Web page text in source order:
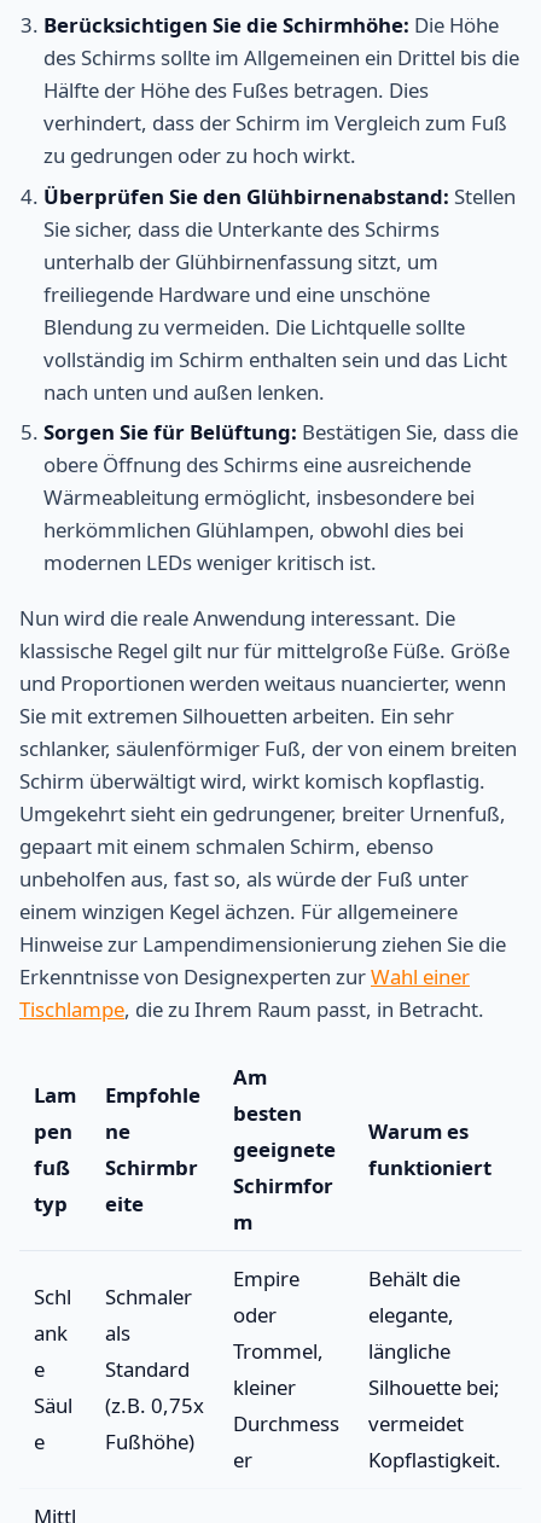
Berücksichtigen Sie die Schirmhöhe: Die Höhe
des Schirms sollte im Allgemeinen ein Drittel bis die
Hälfte der Höhe des Fußes betragen. Dies
verhindert, dass der Schirm im Vergleich zum Fuß
zu gedrungen oder zu hoch wirkt.
Überprüfen Sie den Glühbirnenabstand: Stellen
Sie sicher, dass die Unterkante des Schirms
unterhalb der Glühbirnenfassung sitzt, um
freiliegende Hardware und eine unschöne
Blendung zu vermeiden. Die Lichtquelle sollte
vollständig im Schirm enthalten sein und das Licht
nach unten und außen lenken.
Sorgen Sie für Belüftung: Bestätigen Sie, dass die
obere Öffnung des Schirms eine ausreichende
Wärmeableitung ermöglicht, insbesondere bei
herkömmlichen Glühlampen, obwohl dies bei
modernen LEDs weniger kritisch ist.
Nun wird die reale Anwendung interessant. Die
klassische Regel gilt nur für mittelgroße Füße. Größe
und Proportionen werden weitaus nuancierter, wenn
Sie mit extremen Silhouetten arbeiten. Ein sehr
schlanker, säulenförmiger Fuß, der von einem breiten
Schirm überwältigt wird, wirkt komisch kopflastig.
Umgekehrt sieht ein gedrungener, breiter Urnenfuß,
gepaart mit einem schmalen Schirm, ebenso
unbeholfen aus, fast so, als würde der Fuß unter
einem winzigen Kegel ächzen. Für allgemeinere
Hinweise zur Lampendimensionierung ziehen Sie die
Erkenntnisse von Designexperten zurWahl einer
Tischlampe, die zu Ihrem Raum passt, in Betracht.
Lam
pen
fuß
typ
Empfohle
ne
Schirmbr
eite
Am
besten
geeignete
Schirmfor
m
Warum es
funktioniert
Schl
ank
e
Säul
e
Schmaler
als
Standard
(z.B. 0,75x
Fußhöhe)
Empire
oder
Trommel,
kleiner
Durchmess
er
Behält die
elegante,
längliche
Silhouette bei;
vermeidet
Kopflastigkeit.
Mittl